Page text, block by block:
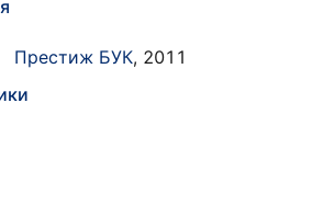
Престиж БУК, 2011